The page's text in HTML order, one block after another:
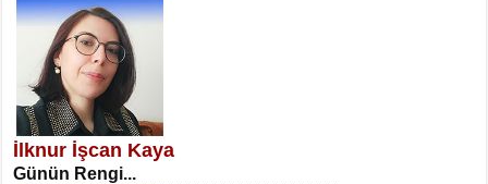
SATILMIŞ ÜMİT ÇETİNKAYA
Erkenlik...
İlknur İşcan Kaya
Günün Rengi...